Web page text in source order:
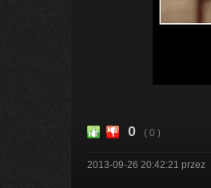
0 ( 0 )
2013-09-26 20:42:21 przez